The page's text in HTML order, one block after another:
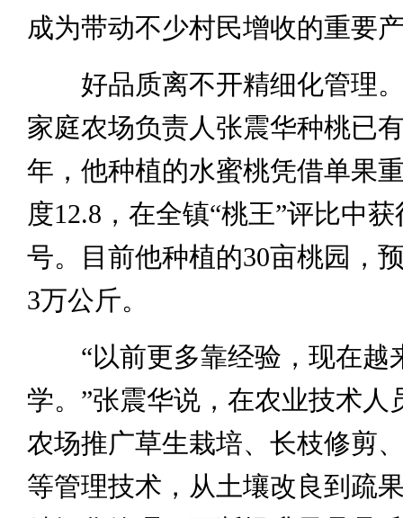
成为带动不少村民增收的重要
好品质离不开精细化管理。
家庭农场负责人张震华种桃已
年，他种植的水蜜桃凭借单果
度12.8，在全镇“桃王”评比中获
号。目前他种植的30亩桃园，
3万公斤。
“以前更多靠经验，现在越
学。”张震华说，在农业技术人
农场推广草生栽培、长枝修剪
等管理技术，从土壤改良到疏